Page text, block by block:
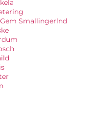
Smallingerlnd